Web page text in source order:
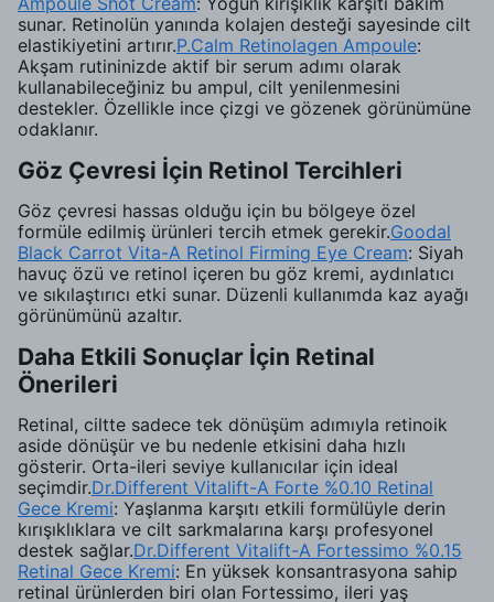
sunar. Retinolün yanında kolajen desteği sayesinde cilt
elastikiyetini artırır.P.Calm Retinolagen Ampoule:
Akşam rutininizde aktif bir serum adımı olarak
kullanabileceğiniz bu ampul, cilt yenilenmesini
destekler. Özellikle ince çizgi ve gözenek görünümüne
odaklanır.
Göz Çevresi İçin Retinol Tercihleri
Göz çevresi hassas olduğu için bu bölgeye özel
formüle edilmiş ürünleri tercih etmek gerekir.Goodal
Black Carrot Vita-A Retinol Firming Eye Cream: Siyah
havuç özü ve retinol içeren bu göz kremi, aydınlatıcı
ve sıkılaştırıcı etki sunar. Düzenli kullanımda kaz ayağı
görünümünü azaltır.
Daha Etkili Sonuçlar İçin Retinal
Önerileri
Retinal, ciltte sadece tek dönüşüm adımıyla retinoik
aside dönüşür ve bu nedenle etkisini daha hızlı
gösterir. Orta-ileri seviye kullanıcılar için ideal
seçimdir.Dr.Different Vitalift-A Forte %0.10 Retinal
Gece Kremi: Yaşlanma karşıtı etkili formülüyle derin
kırışıklıklara ve cilt sarkmalarına karşı profesyonel
destek sağlar.Dr.Different Vitalift-A Fortessimo %0.15
Retinal Gece Kremi: En yüksek konsantrasyona sahip
retinal ürünlerden biri olan Fortessimo, ileri yaş